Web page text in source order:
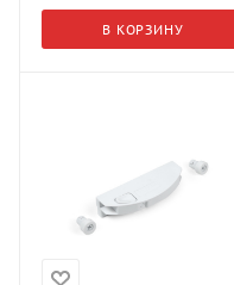
В КОРЗИНУ